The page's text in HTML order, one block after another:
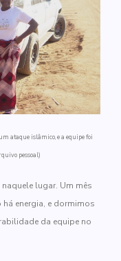
ataque islâmico, e a equipe foi
pessoal)
lugar. Um mês
energia, e dormimos
da equipe no